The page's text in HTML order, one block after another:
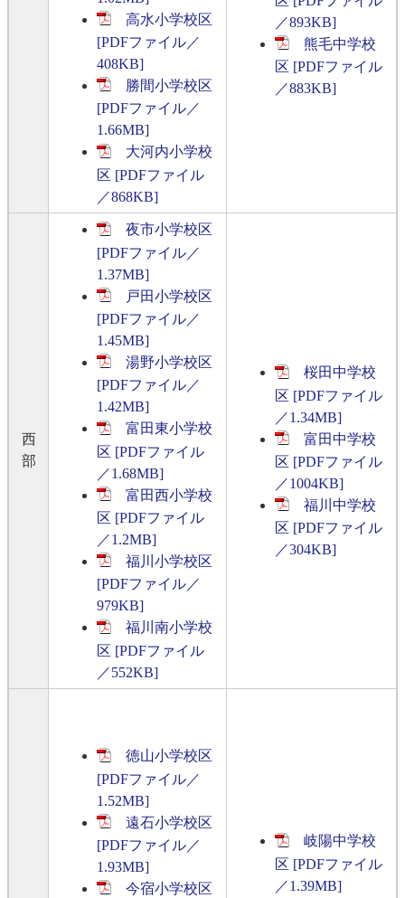
高水小学校区
[PDFファイル／
408KB]
勝間小学校区
[PDFファイル／
1.66MB]
大河内小学校
区 [PDFファイル
／868KB]
／893KB]
熊毛中学校
区 [PDFファイル
／883KB]
西
部
夜市小学校区
[PDFファイル／
1.37MB]
戸田小学校区
[PDFファイル／
1.45MB]
湯野小学校区
[PDFファイル／
1.42MB]
富田東小学校
区 [PDFファイル
／1.68MB]
富田西小学校
区 [PDFファイル
／1.2MB]
福川小学校区
[PDFファイル／
979KB]
福川南小学校
区 [PDFファイル
／552KB]
桜田中学校
区 [PDFファイル
／1.34MB]
富田中学校
区 [PDFファイル
／1004KB]
福川中学校
区 [PDFファイル
／304KB]
徳山小学校区
[PDFファイル／
1.52MB]
遠石小学校区
[PDFファイル／
1.93MB]
今宿小学校区
岐陽中学校
区 [PDFファイル
／1.39MB]